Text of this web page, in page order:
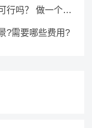
行吗？ 做一个高
?需要哪些费用?